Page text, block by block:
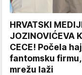
HRVATSKI
JOZINOVIĆEVA
CECE! Počela
fantomsku
mrežu laži